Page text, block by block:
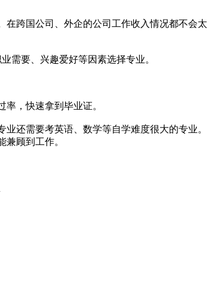
跨国公司、外企的公司工作收入情况都不会太
需要、兴趣爱好等因素选择专业。
，快速拿到毕业证。
还需要考英语、数学等自学难度很大的专业。
顾到工作。